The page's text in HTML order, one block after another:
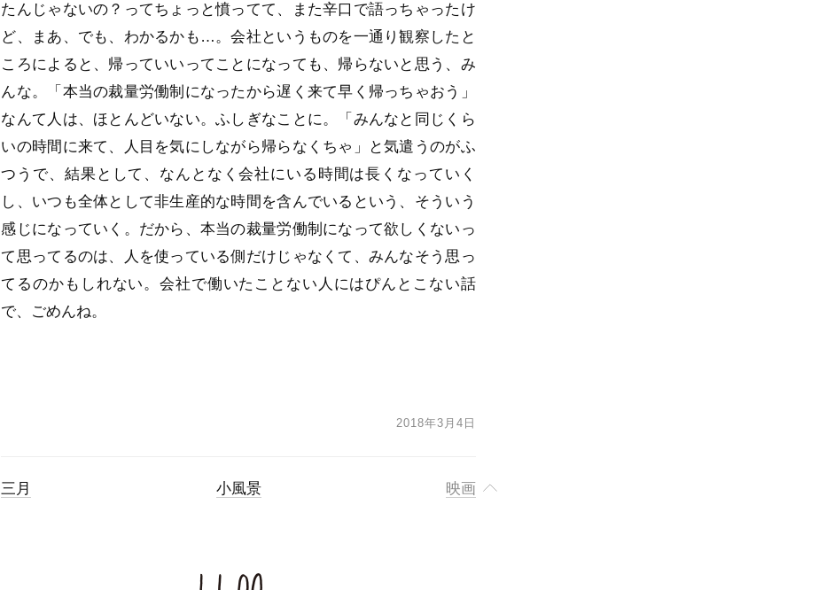
たんじゃないの？ってちょっと憤ってて、また辛口で語っちゃったけ
ど、まあ、でも、わかるかも…。会社というものを一通り観察したと
ころによると、帰っていいってことになっても、帰らないと思う、み
んな。「本当の裁量労働制になったから遅く来て早く帰っちゃおう」
なんて人は、ほとんどいない。ふしぎなことに。「みんなと同じくら
いの時間に来て、人目を気にしながら帰らなくちゃ」と気遣うのがふ
つうで、結果として、なんとなく会社にいる時間は長くなっていく
し、いつも全体として非生産的な時間を含んでいるという、そういう
感じになっていく。だから、本当の裁量労働制になって欲しくないっ
て思ってるのは、人を使っている側だけじゃなくて、みんなそう思っ
てるのかもしれない。会社で働いたことない人にはぴんとこない話
で、ごめんね。
2018年3月4日
三月 小風景 映画